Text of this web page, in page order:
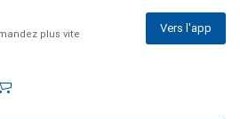
plus vite Vers l'app